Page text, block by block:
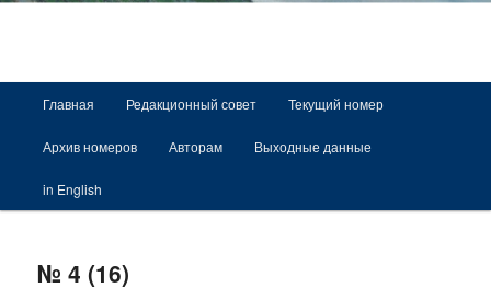
Перейти к основному содержимому
Главная Редакционный совет Текущий номер
Архив номеров Авторам Выходные данные
in English
№ 4 (16)